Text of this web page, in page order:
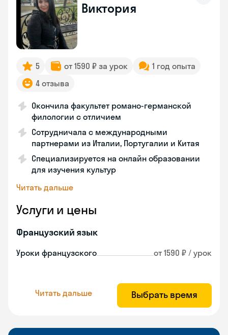
Виктория
5 от 1590 ₽ за урок
1 год опыта
4 отзыва
Окончила факультет романо-германской
филологии с отличием
Сотрудничала с международными
партнерами из Италии, Португалии и Китая
Специализируется на онлайн образовании
для изучения культур
Читать дальше
Услуги и цены
Французский язык
Уроки французского от 1590 ₽ / урок
Читать дальше Выбрать время